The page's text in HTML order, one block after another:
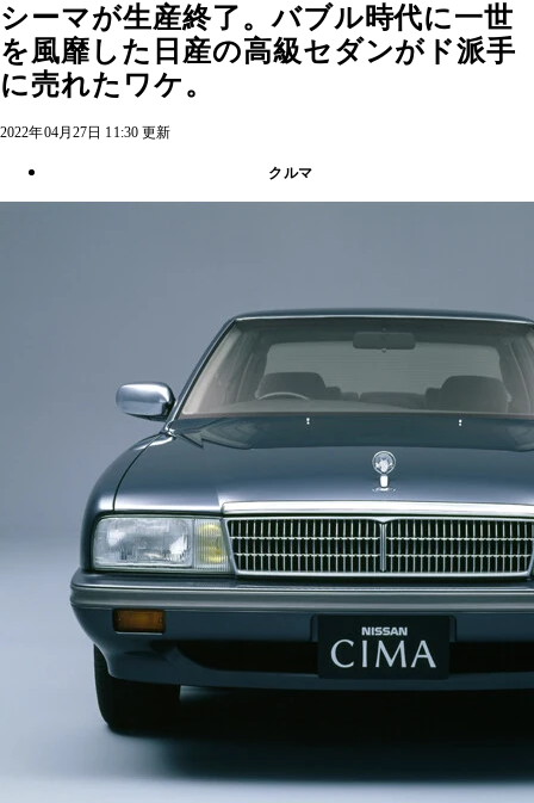
シーマが生産終了。バブル時代に一世
を風靡した日産の高級セダンがド派手
に売れたワケ。
2022年04月27日 11:30 更新
クルマ